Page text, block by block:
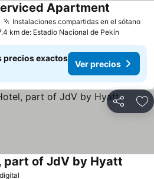
Instalaciones compartidas en el sótano
Apartment
km de: Estadio Nacional de Pekín
precios exactos
Ver precios
Compartir
part of JdV by Hyatt